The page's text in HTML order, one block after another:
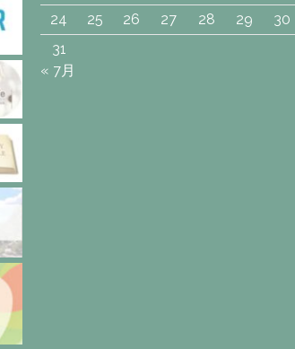
24
25 26 27 28 29
30
31
« 7月